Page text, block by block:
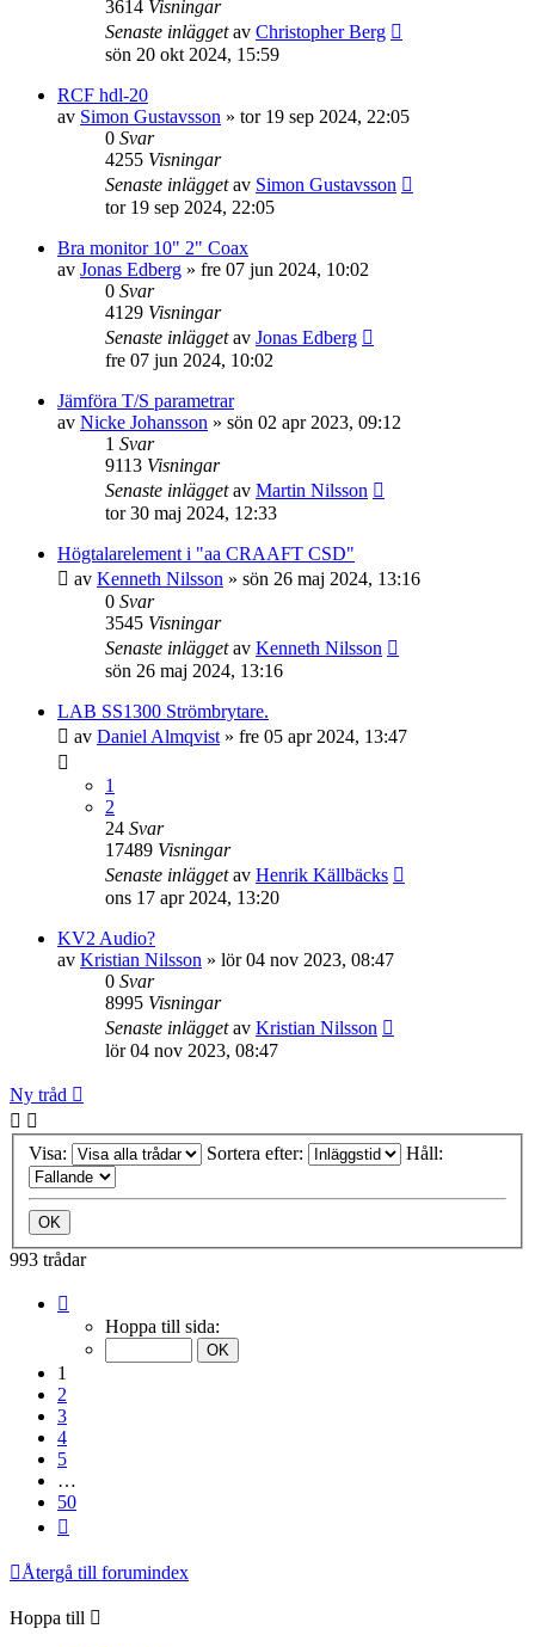
3614 Visningar
Senaste inläggetav Christopher Berg
sön 20 okt 2024, 15:59
RCF hdl-20
av Simon Gustavsson » tor 19 sep 2024, 22:05
0 Svar
4255 Visningar
Senaste inläggetav Simon Gustavsson
tor 19 sep 2024, 22:05
Bra monitor 10" 2" Coax
av Jonas Edberg » fre 07 jun 2024, 10:02
0 Svar
4129 Visningar
Senaste inläggetav Jonas Edberg
fre 07 jun 2024, 10:02
Jämföra T/S parametrar
av Nicke Johansson » sön 02 apr 2023, 09:12
1 Svar
9113 Visningar
Senaste inläggetav Martin Nilsson
tor 30 maj 2024, 12:33
Högtalarelement i "aa CRAAFT CSD"
av Kenneth Nilsson » sön 26 maj 2024, 13:16
0 Svar
3545 Visningar
Senaste inläggetav Kenneth Nilsson
sön 26 maj 2024, 13:16
LAB SS1300 Strömbrytare.
av Daniel Almqvist » fre 05 apr 2024, 13:47
1
2
24 Svar
17489 Visningar
Senaste inläggetav Henrik Källbäcks
ons 17 apr 2024, 13:20
KV2 Audio?
av Kristian Nilsson » lör 04 nov 2023, 08:47
0 Svar
8995 Visningar
Senaste inläggetav Kristian Nilsson
lör 04 nov 2023, 08:47
Ny tråd
Visa: Sortera efter: Håll:
993 trådar
Hoppa till sida:
1
2
3
4
5
…
50
Återgå till forumindex
Hoppa till